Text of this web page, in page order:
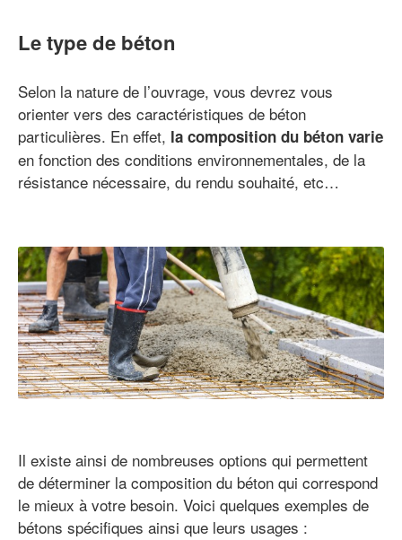
Le type de béton
Selon la nature de l’ouvrage, vous devrez vous
orienter vers des caractéristiques de béton
particulières. En effet, la composition du béton varie
en fonction des conditions environnementales, de la
résistance nécessaire, du rendu souhaité, etc…
Il existe ainsi de nombreuses options qui permettent
de déterminer la composition du béton qui correspond
le mieux à votre besoin. Voici quelques exemples de
bétons spécifiques ainsi que leurs usages :